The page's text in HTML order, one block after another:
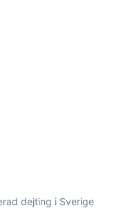
dejting i Sverige